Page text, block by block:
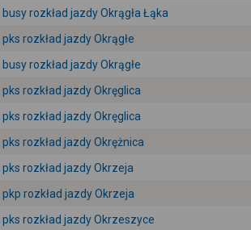
busy rozkład jazdy Okrągła Łąka
pks rozkład jazdy Okrągłe
busy rozkład jazdy Okrągłe
pks rozkład jazdy Okręglica
pks rozkład jazdy Okręglica
pks rozkład jazdy Okrężnica
pks rozkład jazdy Okrzeja
pkp rozkład jazdy Okrzeja
pks rozkład jazdy Okrzeszyce